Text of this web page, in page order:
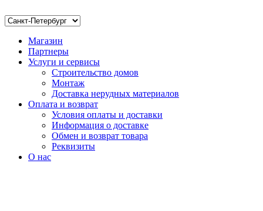
Магазин
Партнеры
Услуги и сервисы
Строительство домов
Монтаж
Доставка нерудных материалов
Оплата и возврат
Условия оплаты и доставки
Информация о доставке
Обмен и возврат товара
Реквизиты
О нас